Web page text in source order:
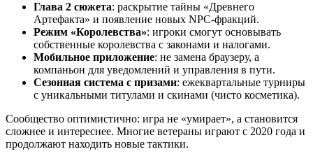
Глава 2 сюжета: раскрытие тайны «Древнего
Артефакта» и появление новых NPC-фракций.
Режим «Королевства»: игроки смогут основывать
собственные королевства с законами и налогами.
Мобильное приложение: не замена браузеру, а
компаньон для уведомлений и управления в пути.
Сезонная система с призами: ежеквартальные турниры
с уникальными титулами и скинами (чисто косметика).
Сообщество оптимистично: игра не «умирает», а становится
сложнее и интереснее. Многие ветераны играют с 2020 года и
продолжают находить новые тактики.